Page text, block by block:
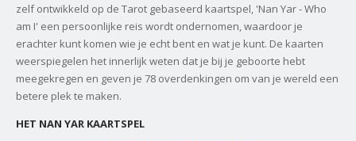
zelf ontwikkeld op de Tarot gebaseerd kaartspel, 'Nan Yar - Who
am I' een persoonlijke reis wordt ondernomen, waardoor je
erachter kunt komen wie je echt bent en wat je kunt. De kaarten
weerspiegelen het innerlijk weten dat je bij je geboorte hebt
meegekregen en geven je 78 overdenkingen om van je wereld een
betere plek te maken.
HET NAN YAR KAARTSPEL